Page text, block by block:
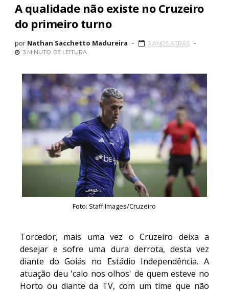
A qualidade não existe no Cruzeiro
do primeiro turno
por Nathan Sacchetto Madureira
3 ANOS ATRÁS
3 MINUTO DE LEITURA
Foto: Staff Images/Cruzeiro
Torcedor, mais uma vez o Cruzeiro deixa a
desejar e sofre uma dura derrota, desta vez
diante do Goiás no Estádio Independência. A
atuação deu 'calo nos olhos' de quem esteve no
Horto ou diante da TV, com um time que não